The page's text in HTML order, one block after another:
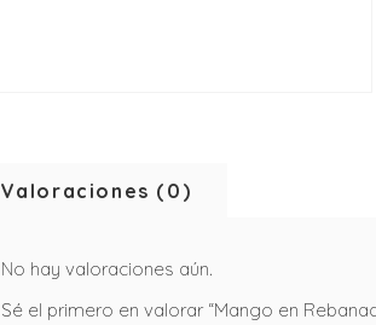
Valoraciones (0)
No hay valoraciones aún.
Sé el primero en valorar “Mango en